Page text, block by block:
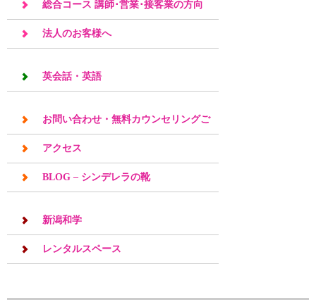
総合コース 講師･営業･接客業の方向
け
法人のお客様へ
英会話・英語
お問い合わせ・無料カウンセリングご
予約
アクセス
BLOG – シンデレラの靴
新潟和学
レンタルスペース